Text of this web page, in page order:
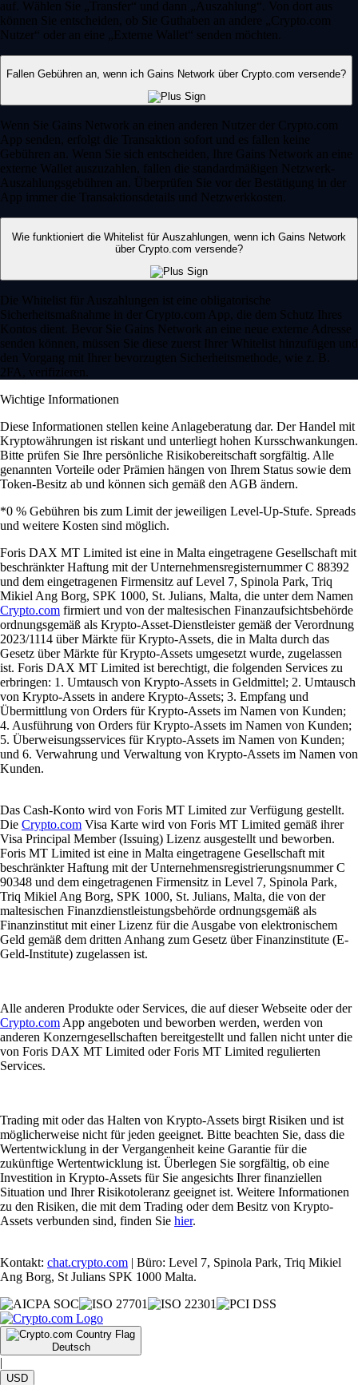
auf. Wählen Sie „Transfer“ und dann „Auszahlung“. Von dort aus
können Sie entscheiden, ob Sie Guthaben an andere „Crypto.com
Nutzer“ oder an eine „Externe Wallet“ senden möchten.
Fallen Gebühren an, wenn ich Gains Network über Crypto.com versende?
Wenn Sie Gains Network an einen anderen Nutzer der Crypto.com
App senden, erfolgt die Transaktion sofort und es fallen keine
Gebühren an. Wenn Sie sich entscheiden, Ihre Gains Network an eine
externe Wallet auszuzahlen, fallen die standardmäßigen Netzwerk-
Auszahlungsgebühren an. Überprüfen Sie vor der Bestätigung in der
App immer die Transaktionsdetails und Netzwerkkosten.
Wie funktioniert die Whitelist für Auszahlungen, wenn ich Gains Network
über Crypto.com versende?
Die Whitelist für Auszahlungen ist eine obligatorische
Sicherheitsmaßnahme in der Crypto.com App, die dem Schutz Ihres
Kontos dient. Bevor Sie Gains Network an eine neue externe Adresse
senden können, müssen Sie diese zuerst Ihrer Whitelist hinzufügen und
den Vorgang mit Ihrer bevorzugten Sicherheitsmethode, wie z. B.
2FA, verifizieren.
Wichtige Informationen
Diese Informationen stellen keine Anlageberatung dar. Der Handel mit
Kryptowährungen ist riskant und unterliegt hohen Kursschwankungen.
Bitte prüfen Sie Ihre persönliche Risikobereitschaft sorgfältig. Alle
genannten Vorteile oder Prämien hängen von Ihrem Status sowie dem
Token-Besitz ab und können sich gemäß den AGB ändern.
*0 % Gebühren bis zum Limit der jeweiligen Level-Up-Stufe. Spreads
und weitere Kosten sind möglich.
Foris DAX MT Limited ist eine in Malta eingetragene Gesellschaft mit
beschränkter Haftung mit der Unternehmensregisternummer C 88392
und dem eingetragenen Firmensitz auf Level 7, Spinola Park, Triq
Mikiel Ang Borg, SPK 1000, St. Julians, Malta, die unter dem Namen
Crypto.com firmiert und von der maltesischen Finanzaufsichtsbehörde
ordnungsgemäß als Krypto-Asset-Dienstleister gemäß der Verordnung
2023/1114 über Märkte für Krypto-Assets, die in Malta durch das
Gesetz über Märkte für Krypto-Assets umgesetzt wurde, zugelassen
ist. Foris DAX MT Limited ist berechtigt, die folgenden Services zu
erbringen: 1. Umtausch von Krypto-Assets in Geldmittel; 2. Umtausch
von Krypto-Assets in andere Krypto-Assets; 3. Empfang und
Übermittlung von Orders für Krypto-Assets im Namen von Kunden;
4. Ausführung von Orders für Krypto-Assets im Namen von Kunden;
5. Überweisungsservices für Krypto-Assets im Namen von Kunden;
und 6. Verwahrung und Verwaltung von Krypto-Assets im Namen von
Kunden.
Das Cash-Konto wird von Foris MT Limited zur Verfügung gestellt.
Die Crypto.com Visa Karte wird von Foris MT Limited gemäß ihrer
Visa Principal Member (Issuing) Lizenz ausgestellt und beworben.
Foris MT Limited ist eine in Malta eingetragene Gesellschaft mit
beschränkter Haftung mit der Unternehmensregistrierungsnummer C
90348 und dem eingetragenen Firmensitz in Level 7, Spinola Park,
Triq Mikiel Ang Borg, SPK 1000, St. Julians, Malta, die von der
maltesischen Finanzdienstleistungsbehörde ordnungsgemäß als
Finanzinstitut mit einer Lizenz für die Ausgabe von elektronischem
Geld gemäß dem dritten Anhang zum Gesetz über Finanzinstitute (E-
Geld-Institute) zugelassen ist.
Alle anderen Produkte oder Services, die auf dieser Webseite oder der
Crypto.com App angeboten und beworben werden, werden von
anderen Konzerngesellschaften bereitgestellt und fallen nicht unter die
von Foris DAX MT Limited oder Foris MT Limited regulierten
Services.
Trading mit oder das Halten von Krypto-Assets birgt Risiken und ist
möglicherweise nicht für jeden geeignet. Bitte beachten Sie, dass die
Wertentwicklung in der Vergangenheit keine Garantie für die
zukünftige Wertentwicklung ist. Überlegen Sie sorgfältig, ob eine
Investition in Krypto-Assets für Sie angesichts Ihrer finanziellen
Situation und Ihrer Risikotoleranz geeignet ist. Weitere Informationen
zu den Risiken, die mit dem Trading oder dem Besitz von Krypto-
Assets verbunden sind, finden Sie hier.
Kontakt: chat.crypto.com | Büro: Level 7, Spinola Park, Triq Mikiel
Ang Borg, St Julians SPK 1000 Malta.
Deutsch
|
USD